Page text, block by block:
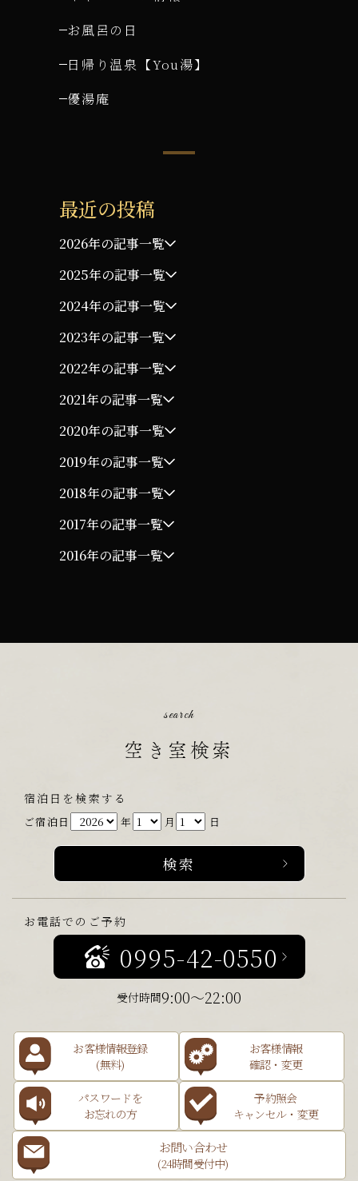
お風呂の日
日帰り温泉【You湯】
優湯庵
最近の投稿
2026年の記事一覧
2025年の記事一覧
2024年の記事一覧
2023年の記事一覧
2022年の記事一覧
2021年の記事一覧
2020年の記事一覧
2019年の記事一覧
2018年の記事一覧
2017年の記事一覧
2016年の記事一覧
search
空き室検索
宿泊日を検索する
ご宿泊日 年 月 日
お電話でのご予約
0995-42-0550
受付時間9:00～22:00
お客様情報登録
(無料)
お客様情報
確認・変更
パスワードを
お忘れの方
予約照会
キャンセル・変更
お問い合わせ
(24時間受付中)